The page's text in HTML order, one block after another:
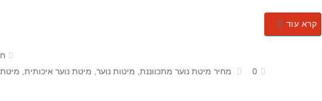
קרא עוד
מחיר מיטת נוער מתכווננת מיטות נוער מיטת נוער איכותית מיטת 0